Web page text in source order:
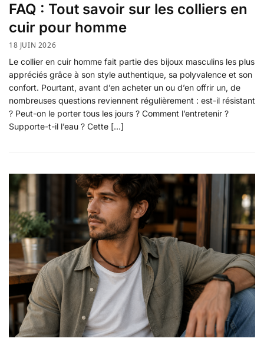
FAQ : Tout savoir sur les colliers en
cuir pour homme
18 JUIN 2026
Le collier en cuir homme fait partie des bijoux masculins les plus
appréciés grâce à son style authentique, sa polyvalence et son
confort. Pourtant, avant d’en acheter un ou d’en offrir un, de
nombreuses questions reviennent régulièrement : est-il résistant
? Peut-on le porter tous les jours ? Comment l’entretenir ?
Supporte-t-il l’eau ? Cette […]